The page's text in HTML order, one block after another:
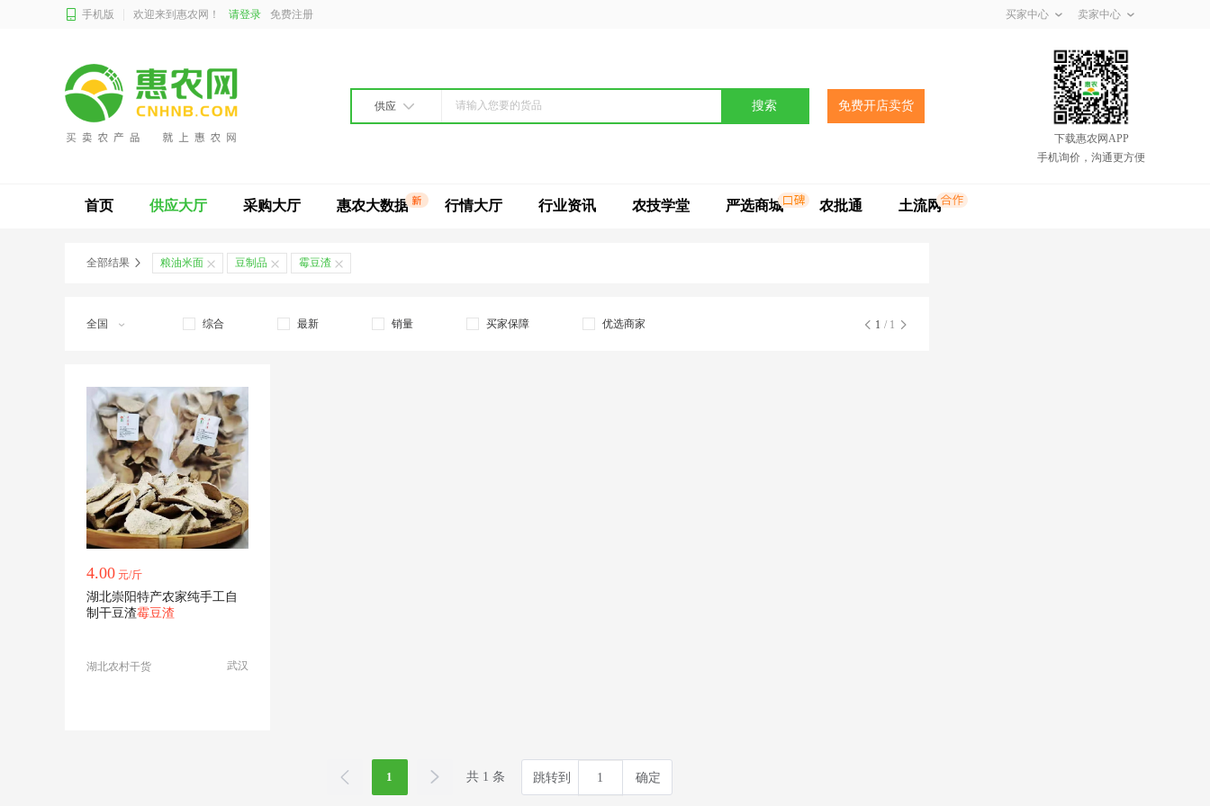
手机版 欢迎来到惠农网！ 请登录 免费注册 买家中心 卖家中心
供应 搜索 免费开店卖货
下载惠农网APP
手机询价，沟通更方便
首页 供应大厅 采购大厅 惠农大数据 行情大厅 行业资讯 农技学堂 严选商城 农批通 土流网
全部结果 粮油米面 豆制品 霉豆渣
全国 综合 最新 销量 买家保障 优选商家 1 / 1
4.00 元/斤
湖北崇阳特产农家纯手工自
制干豆渣霉豆渣
湖北农村干货 武汉
1 共 1 条 跳转到 确定